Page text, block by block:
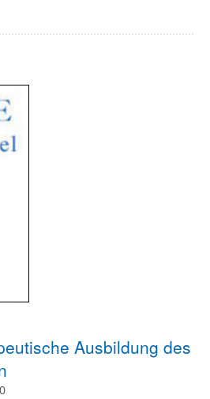
Ausbildung des